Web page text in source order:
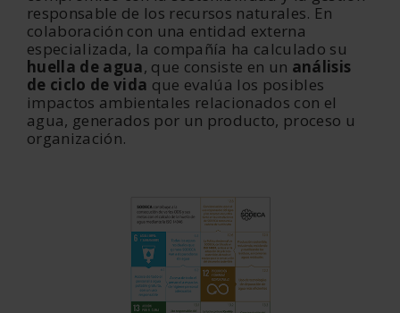
responsable de los recursos naturales. En
colaboración con una entidad externa
especializada, la compañía ha calculado su
huella de agua, que consiste en un análisis
de ciclo de vida que evalúa los posibles
impactos ambientales relacionados con el
agua, generados por un producto, proceso u
organización.